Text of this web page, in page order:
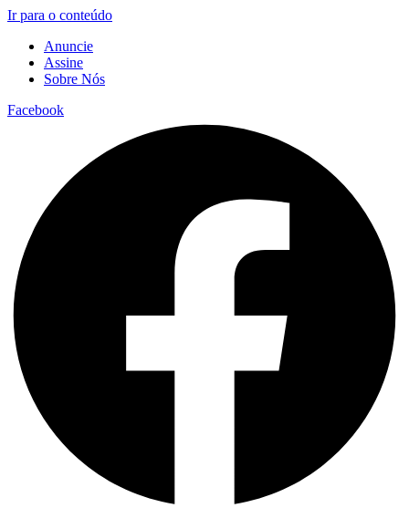
Ir para o conteúdo
Anuncie
Assine
Sobre Nós
Facebook